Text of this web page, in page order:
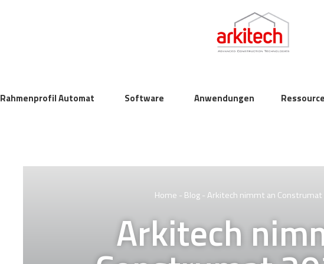
Rahmenprofil Automat Software Anwendungen
Home - Blog-Arkitech nimmt an
Arkitech